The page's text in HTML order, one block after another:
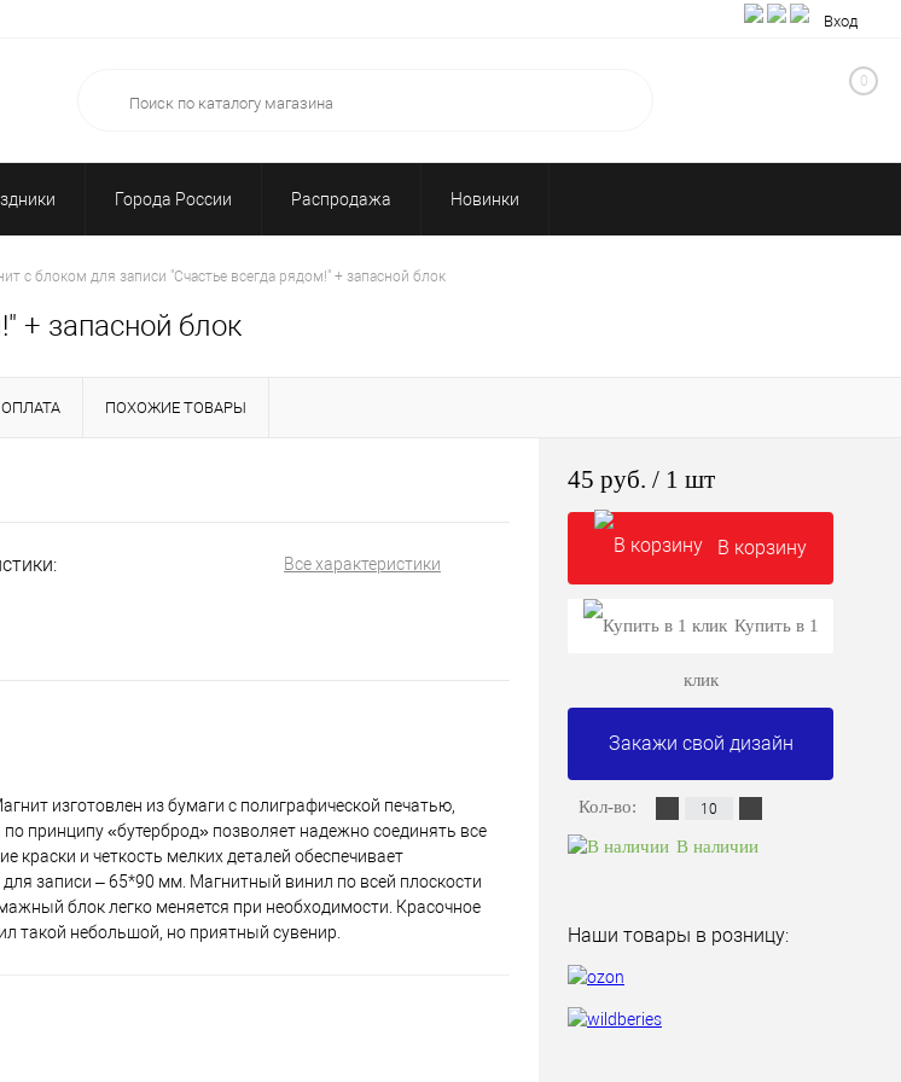
Вход
0
Города России Распродажа Новинки
с блоком для записи "Счастье всегда рядом!" + запасной блок
+ запасной блок
ОПЛАТА ПОХОЖИЕ ТОВАРЫ
Все характеристики
изготовлен из бумаги с полиграфической печатью,
принципу «бутерброд» позволяет надежно соединять все
краски и четкость мелких деталей обеспечивает
записи – 65*90 мм. Магнитный винил по всей плоскости
блок легко меняется при необходимости. Красочное
такой небольшой, но приятный сувенир.
45 руб. / 1 шт
В корзину
Купить в 1
клик
Закажи свой дизайн
Кол-во:
В наличии
Наши товары в розницу: